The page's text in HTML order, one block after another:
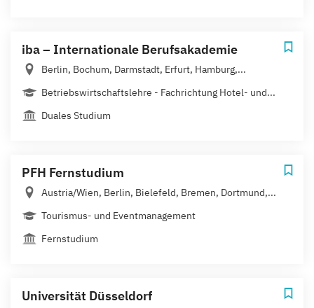
iba – Internationale Berufsakademie
Berlin, Bochum, Darmstadt, Erfurt, Hamburg,...
Betriebswirtschaftslehre - Fachrichtung Hotel- und...
Duales Studium
PFH Fernstudium
Austria/Wien, Berlin, Bielefeld, Bremen, Dortmund,...
Tourismus- und Eventmanagement
Fernstudium
Universität Düsseldorf